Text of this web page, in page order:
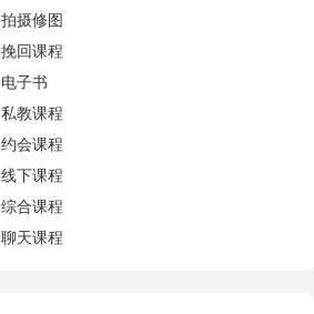
拍摄修图
挽回课程
电子书
私教课程
约会课程
线下课程
综合课程
聊天课程